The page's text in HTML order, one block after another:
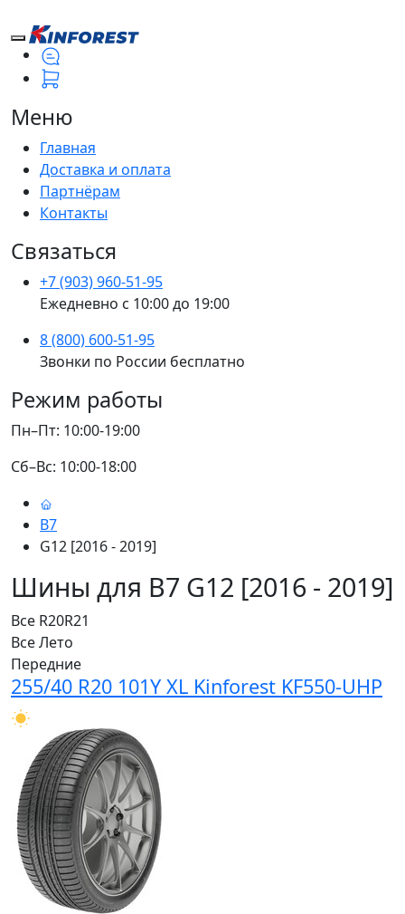
Меню
Главная
Доставка и оплата
Партнёрам
Контакты
Связаться
+7 (903) 960-51-95
Ежедневно с 10:00 до 19:00
8 (800) 600-51-95
Звонки по России бесплатно
Режим работы
Пн–Пт: 10:00-19:00
Сб–Вс: 10:00-18:00
B7
G12 [2016 - 2019]
Шины для B7 G12 [2016 - 2019]
Все R20R21
ВсеЛето
Передние
255/40 R20 101Y XL Kinforest KF550-UHP